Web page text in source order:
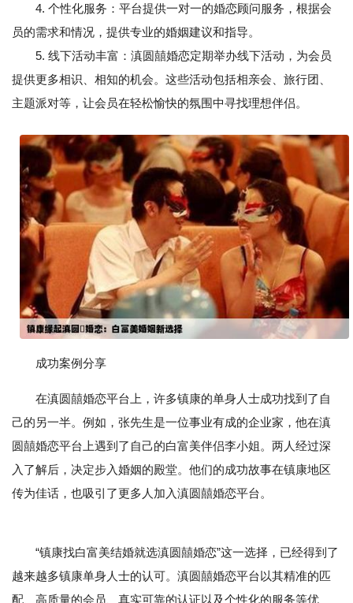
4. 个性化服务：平台提供一对一的婚恋顾问服务，根据会
员的需求和情况，提供专业的婚姻建议和指导。
5. 线下活动丰富：滇圆囍婚恋定期举办线下活动，为会员
提供更多相识、相知的机会。这些活动包括相亲会、旅行团、
主题派对等，让会员在轻松愉快的氛围中寻找理想伴侣。
成功案例分享
在滇圆囍婚恋平台上，许多镇康的单身人士成功找到了自
己的另一半。例如，张先生是一位事业有成的企业家，他在滇
圆囍婚恋平台上遇到了自己的白富美伴侣李小姐。两人经过深
入了解后，决定步入婚姻的殿堂。他们的成功故事在镇康地区
传为佳话，也吸引了更多人加入滇圆囍婚恋平台。
“镇康找白富美结婚就选滇圆囍婚恋”这一选择，已经得到了
越来越多镇康单身人士的认可。滇圆囍婚恋平台以其精准的匹
配、高质量的会员、真实可靠的认证以及个性化的服务等优